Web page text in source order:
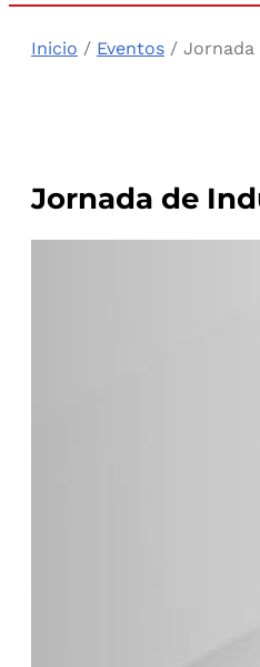
Inicio / Eventos / Jornada
Jornada de